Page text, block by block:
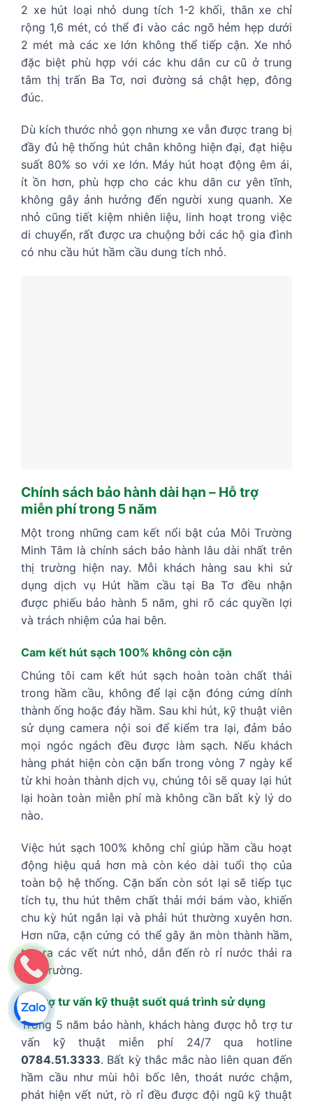
2 xe hút loại nhỏ dung tích 1-2 khối, thân xe chỉ
rộng 1,6 mét, có thể đi vào các ngõ hẻm hẹp dưới
2 mét mà các xe lớn không thể tiếp cận. Xe nhỏ
đặc biệt phù hợp với các khu dân cư cũ ở trung
tâm thị trấn Ba Tơ, nơi đường sá chật hẹp, đông
đúc.
Dù kích thước nhỏ gọn nhưng xe vẫn được trang bị
đầy đủ hệ thống hút chân không hiện đại, đạt hiệu
suất 80% so với xe lớn. Máy hút hoạt động êm ái,
ít ồn hơn, phù hợp cho các khu dân cư yên tĩnh,
không gây ảnh hưởng đến người xung quanh. Xe
nhỏ cũng tiết kiệm nhiên liệu, linh hoạt trong việc
di chuyển, rất được ưa chuộng bởi các hộ gia đình
có nhu cầu hút hầm cầu dung tích nhỏ.
Chính sách bảo hành dài hạn – Hỗ trợ
miễn phí trong 5 năm
Một trong những cam kết nổi bật của Môi Trường
Minh Tâm là chính sách bảo hành lâu dài nhất trên
thị trường hiện nay. Mỗi khách hàng sau khi sử
dụng dịch vụ Hút hầm cầu tại Ba Tơ đều nhận
được phiếu bảo hành 5 năm, ghi rõ các quyền lợi
và trách nhiệm của hai bên.
Cam kết hút sạch 100% không còn cặn
Chúng tôi cam kết hút sạch hoàn toàn chất thải
trong hầm cầu, không để lại cặn đóng cứng dính
thành ống hoặc đáy hầm. Sau khi hút, kỹ thuật viên
sử dụng camera nội soi để kiểm tra lại, đảm bảo
mọi ngóc ngách đều được làm sạch. Nếu khách
hàng phát hiện còn cặn bẩn trong vòng 7 ngày kể
từ khi hoàn thành dịch vụ, chúng tôi sẽ quay lại hút
lại hoàn toàn miễn phí mà không cần bất kỳ lý do
nào.
Việc hút sạch 100% không chỉ giúp hầm cầu hoạt
động hiệu quả hơn mà còn kéo dài tuổi thọ của
toàn bộ hệ thống. Cặn bẩn còn sót lại sẽ tiếp tục
tích tụ, thu hút thêm chất thải mới bám vào, khiến
chu kỳ hút ngắn lại và phải hút thường xuyên hơn.
Hơn nữa, cặn cứng có thể gây ăn mòn thành hầm,
tạo ra các vết nứt nhỏ, dẫn đến rò rỉ nước thải ra
môi trường.
Hỗ trợ tư vấn kỹ thuật suốt quá trình sử dụng
Trong 5 năm bảo hành, khách hàng được hỗ trợ tư
vấn kỹ thuật miễn phí 24/7 qua hotline
0784.51.3333. Bất kỳ thắc mắc nào liên quan đến
hầm cầu như mùi hôi bốc lên, thoát nước chậm,
phát hiện vết nứt, rò rỉ đều được đội ngũ kỹ thuật